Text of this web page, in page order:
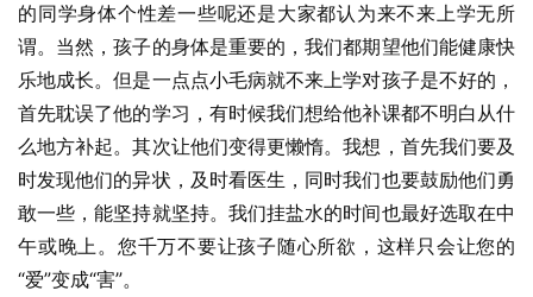
的同学身体个性差一些呢还是大家都认为来不来上学无所
谓。当然，孩子的身体是重要的，我们都期望他们能健康快
乐地成长。但是一点点小毛病就不来上学对孩子是不好的，
首先耽误了他的学习，有时候我们想给他补课都不明白从什
么地方补起。其次让他们变得更懒惰。我想，首先我们要及
时发现他们的异状，及时看医生，同时我们也要鼓励他们勇
敢一些，能坚持就坚持。我们挂盐水的时间也最好选取在中
午或晚上。您千万不要让孩子随心所欲，这样只会让您的
“爱”变成“害”。